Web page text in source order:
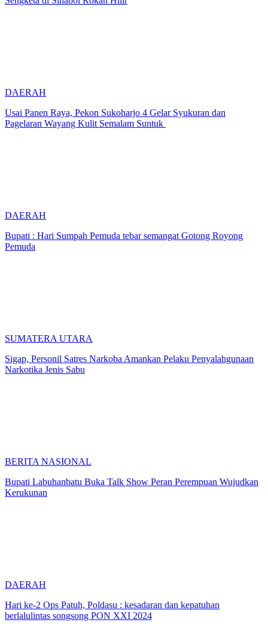
DAERAH
Usai Panen Raya, Pekon Sukoharjo 4 Gelar Syukuran dan
Pagelaran Wayang Kulit Semalam Suntuk
DAERAH
Bupati : Hari Sumpah Pemuda tebar semangat Gotong Royong
Pemuda
SUMATERA UTARA
Sigap, Personil Satres Narkoba Amankan Pelaku Penyalahgunaan
Narkotika Jenis Sabu
BERITA NASIONAL
Bupati Labuhanbatu Buka Talk Show Peran Perempuan Wujudkan
Kerukunan
DAERAH
Hari ke-2 Ops Patuh, Poldasu : kesadaran dan kepatuhan
berlalulintas songsong PON XXI 2024